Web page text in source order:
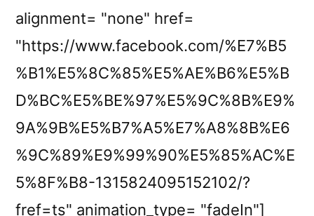
alignment= "none" href=
"https://www.facebook.com/%E7%B5
%B1%E5%8C%85%E5%AE%B6%E5%B
D%BC%E5%BE%97%E5%9C%8B%E9%
9A%9B%E5%B7%A5%E7%A8%8B%E6
%9C%89%E9%99%90%E5%85%AC%E
5%8F%B8-1315824095152102/?
fref=ts" animation_type= "fadeIn"]